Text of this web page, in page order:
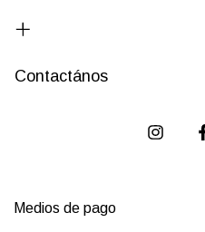
Contactános
Medios de pago